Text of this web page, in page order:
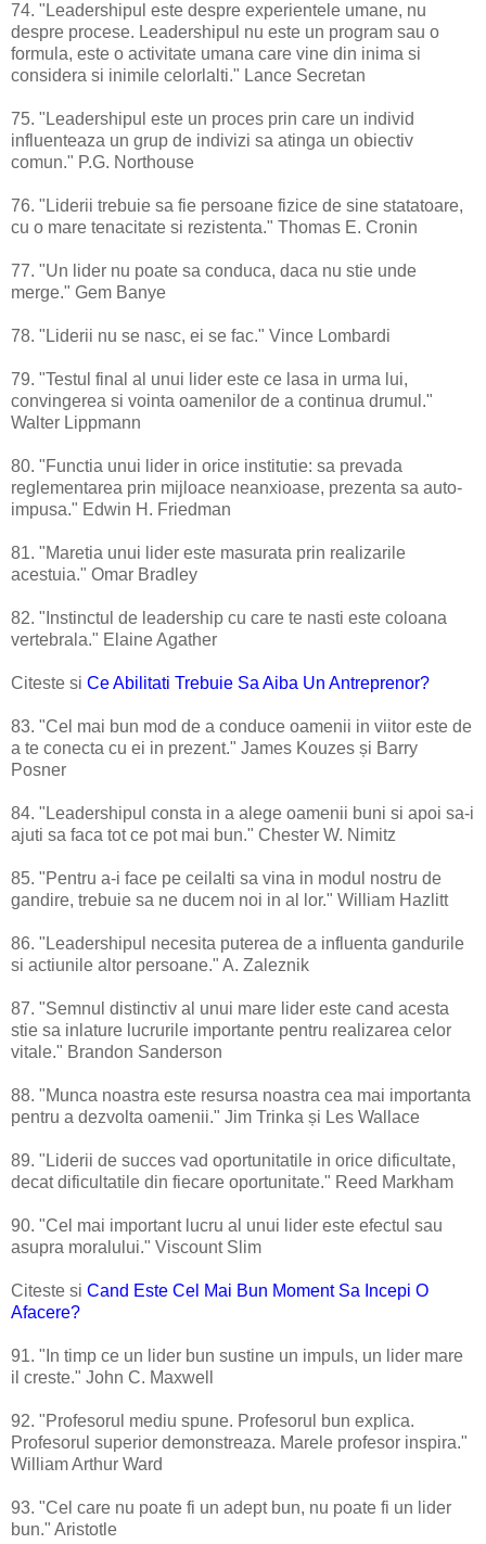
74. "Leadershipul este despre experientele umane, nu
despre procese. Leadershipul nu este un program sau o
formula, este o activitate umana care vine din inima si
considera si inimile celorlalti." Lance Secretan
75. "Leadershipul este un proces prin care un individ
influenteaza un grup de indivizi sa atinga un obiectiv
comun." P.G. Northouse
76. "Liderii trebuie sa fie persoane fizice de sine statatoare,
cu o mare tenacitate si rezistenta." Thomas E. Cronin
77. "Un lider nu poate sa conduca, daca nu stie unde
merge." Gem Banye
78. "Liderii nu se nasc, ei se fac." Vince Lombardi
79. "Testul final al unui lider este ce lasa in urma lui,
convingerea si vointa oamenilor de a continua drumul."
Walter Lippmann
80. "Functia unui lider in orice institutie: sa prevada
reglementarea prin mijloace neanxioase, prezenta sa auto-
impusa." Edwin H. Friedman
81. "Maretia unui lider este masurata prin realizarile
acestuia." Omar Bradley
82. "Instinctul de leadership cu care te nasti este coloana
vertebrala." Elaine Agather
Citeste si Ce Abilitati Trebuie Sa Aiba Un Antreprenor?
83. "Cel mai bun mod de a conduce oamenii in viitor este de
a te conecta cu ei in prezent." James Kouzes și Barry
Posner
84. "Leadershipul consta in a alege oamenii buni si apoi sa-i
ajuti sa faca tot ce pot mai bun." Chester W. Nimitz
85. "Pentru a-i face pe ceilalti sa vina in modul nostru de
gandire, trebuie sa ne ducem noi in al lor." William Hazlitt
86. "Leadershipul necesita puterea de a influenta gandurile
si actiunile altor persoane." A. Zaleznik
87. "Semnul distinctiv al unui mare lider este cand acesta
stie sa inlature lucrurile importante pentru realizarea celor
vitale." Brandon Sanderson
88. "Munca noastra este resursa noastra cea mai importanta
pentru a dezvolta oamenii." Jim Trinka și Les Wallace
89. "Liderii de succes vad oportunitatile in orice dificultate,
decat dificultatile din fiecare oportunitate." Reed Markham
90. "Cel mai important lucru al unui lider este efectul sau
asupra moralului." Viscount Slim
Citeste si Cand Este Cel Mai Bun Moment Sa Incepi O
Afacere?
91. "In timp ce un lider bun sustine un impuls, un lider mare
il creste." John C. Maxwell
92. "Profesorul mediu spune. Profesorul bun explica.
Profesorul superior demonstreaza. Marele profesor inspira."
William Arthur Ward
93. "Cel care nu poate fi un adept bun, nu poate fi un lider
bun." Aristotle